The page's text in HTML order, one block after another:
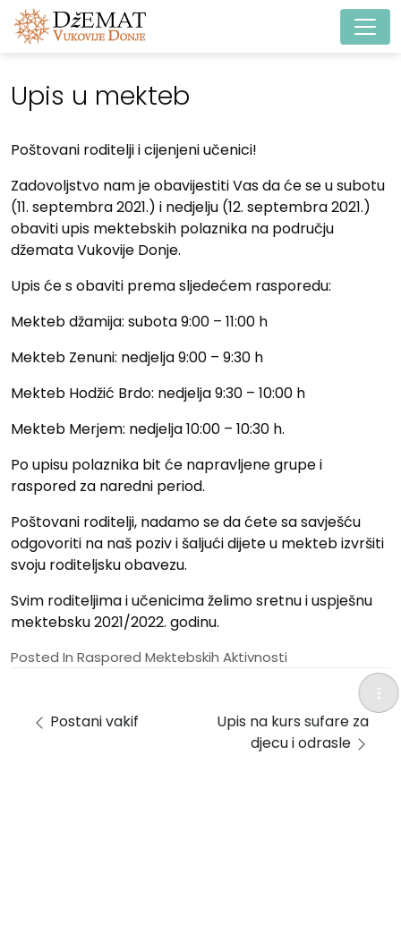
Main Navigation
Upis u mekteb
Poštovani roditelji i cijenjeni učenici!
Zadovoljstvo nam je obavijestiti Vas da će se u subotu
(11. septembra 2021.) i nedjelju (12. septembra 2021.)
obaviti upis mektebskih polaznika na području
džemata Vukovije Donje.
Upis će s obaviti prema sljedećem rasporedu:
Mekteb džamija: subota 9:00 – 11:00 h
Mekteb Zenuni: nedjelja 9:00 – 9:30 h
Mekteb Hodžić Brdo: nedjelja 9:30 – 10:00 h
Mekteb Merjem: nedjelja 10:00 – 10:30 h.
Po upisu polaznika bit će napravljene grupe i
raspored za naredni period.
Poštovani roditelji, nadamo se da ćete sa savješću
odgovoriti na naš poziv i šaljući dijete u mekteb izvršiti
svoju roditeljsku obavezu.
Svim roditeljima i učenicima želimo sretnu i uspješnu
mektebsku 2021/2022. godinu.
Posted In Raspored Mektebskih Aktivnosti
Post navigation
Postani vakif
Upis na kurs sufare za
djecu i odrasle